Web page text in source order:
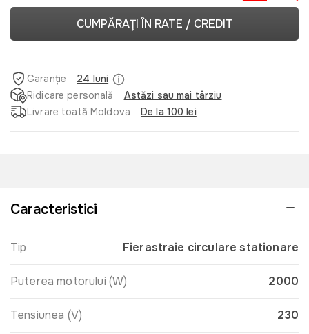
CUMPĂRAȚI ÎN RATE / CREDIT
Garanție
24 luni
Ridicare personală
Astăzi sau mai târziu
Livrare toată Moldova
De la 100 lei
Caracteristici
Tip Fierastraie circulare stationare
Puterea motorului (W) 2000
Tensiunea (V) 230